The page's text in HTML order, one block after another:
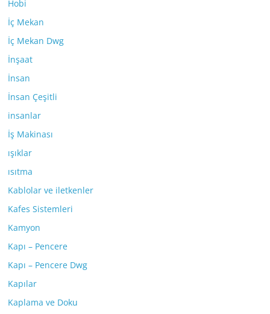
Hobi
İç Mekan
İç Mekan Dwg
İnşaat
İnsan
İnsan Çeşitli
insanlar
İş Makinası
ışıklar
ısıtma
Kablolar ve iletkenler
Kafes Sistemleri
Kamyon
Kapı – Pencere
Kapı – Pencere Dwg
Kapılar
Kaplama ve Doku